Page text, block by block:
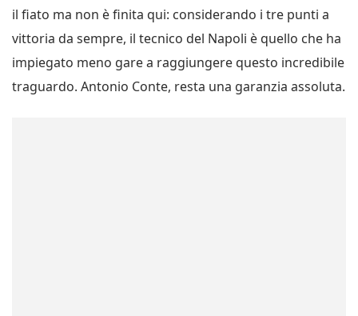
il fiato ma non è finita qui: considerando i tre punti a
vittoria da sempre, il tecnico del Napoli è quello che ha
impiegato meno gare a raggiungere questo incredibile
traguardo. Antonio Conte, resta una garanzia assoluta.